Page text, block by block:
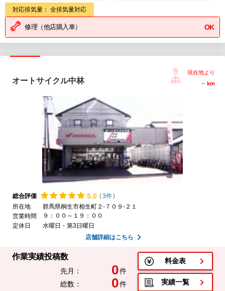
対応排気量： 全排気量対応
修理（他店購入車） OK
オートサイクル中林
現在地より
-- km
総合評価 5.0 (3件)
所在地
群馬県桐生市相生町２-７０９-２１
営業時間
９：００～１９：００
定休日
水曜日・第3日曜日
店舗詳細はこちら
作業実績投稿数
先月： 0件
総数：
0件
料金表
実績一覧